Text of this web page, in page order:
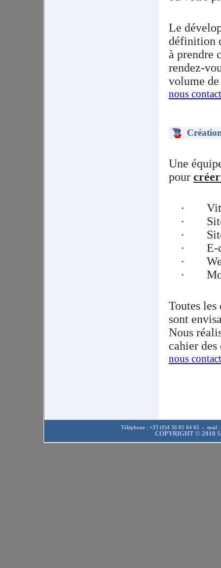
Le
définition
à prendre
rendez-
volume
nous
Une
pour
·
·
·
·
E-
·
·
Toutes
sont
Nous
cahier des
nous
Téléphone : +33 (0)4 56 81 64 65 - mail
COPYRIGHT © 2010